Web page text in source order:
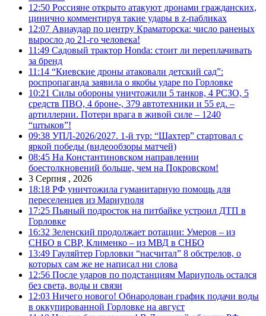
12:50 Россияне открыто атакуют дронами гражданских,
цинично комментируя такие удары в z-пабликах
12:07 Авиаудар по центру Краматорска: число раненых
выросло до 21-го человека!
11:49 Садовый трактор Honda: стоит ли переплачивать
за бренд
11:14 “Киевские дроны атаковали детский сад”:
роспропаганда заявила о якобы ударе по Горловке
10:21 Силы обороны уничтожили 5 танков, 4 РСЗО, 5
средств ПВО, 4 броне-, 379 автотехники и 55 ед. –
артиллерии. Потери врага в живой силе – 1240
“штыков”!
09:38 УПЛ-2026/2027. 1-й тур: “Шахтер” стартовал с
яркой победы (видеообзоры матчей)
08:45 На Константиновском направлении
боестолкновений больше, чем на Покровском!
3 Серпня , 2026
18:18 РФ уничтожила гуманитарную помощь для
переселенцев из Мариуполя
17:25 Пьяный подросток на питбайке устроил ДТП в
Горловке
16:32 Зеленский продолжает ротации: Умеров – из
СНБО в СВР, Клименко – из МВД в СНБО
13:49 Гауляйтер Горловки “насчитал” 8 обстрелов, о
которых сам же не написал ни слова
12:56 После ударов по подстанциям Мариуполь остался
без света, воды и связи
12:03 Ничего нового! Обнародован график подачи воды
в оккупированной Горловке на август